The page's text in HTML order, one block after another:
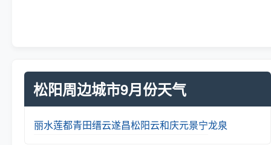
松阳周边城市9月份天气
丽水莲都青田缙云遂昌松阳云和庆元景宁龙泉